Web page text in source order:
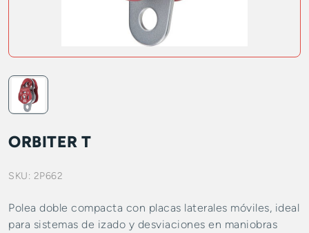
ORBITER T
SKU: 2P662
Polea doble compacta con placas laterales móviles, ideal
para sistemas de izado y desviaciones en maniobras